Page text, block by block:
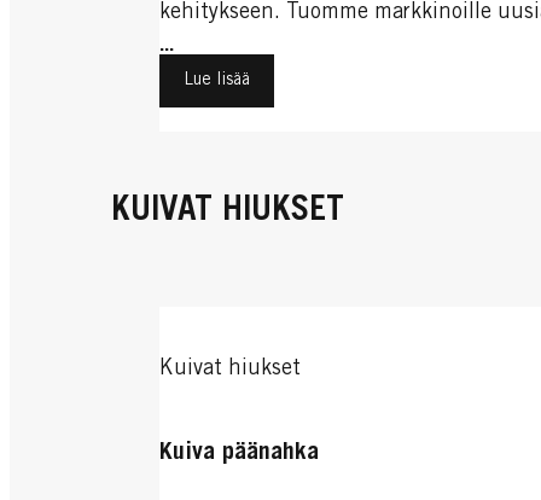
kehitykseen. Tuomme markkinoille
koostumuksia, jotka sisältävät jopa 96
luonnosta peräisin olevia ainesosia ja
tarjoavat luonnollisemman vaihtoehdon
...
Lue lisää
KUIVAT HIUKSET
Kuivat hiukset
Kuiva päänahka